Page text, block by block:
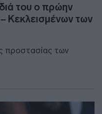
του ο πρώην
Κεκλεισμένων των
προστασίας των